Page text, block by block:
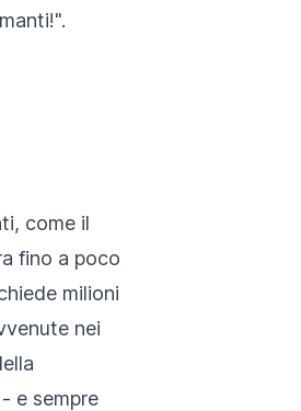
come il
fino a poco
milioni
nei
e sempre